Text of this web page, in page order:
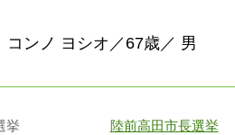
コンノ ヨシオ／67歳／ 男
挙 陸前高田市長選挙